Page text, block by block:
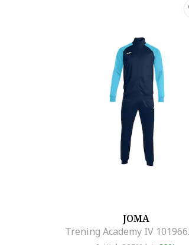
JOMA